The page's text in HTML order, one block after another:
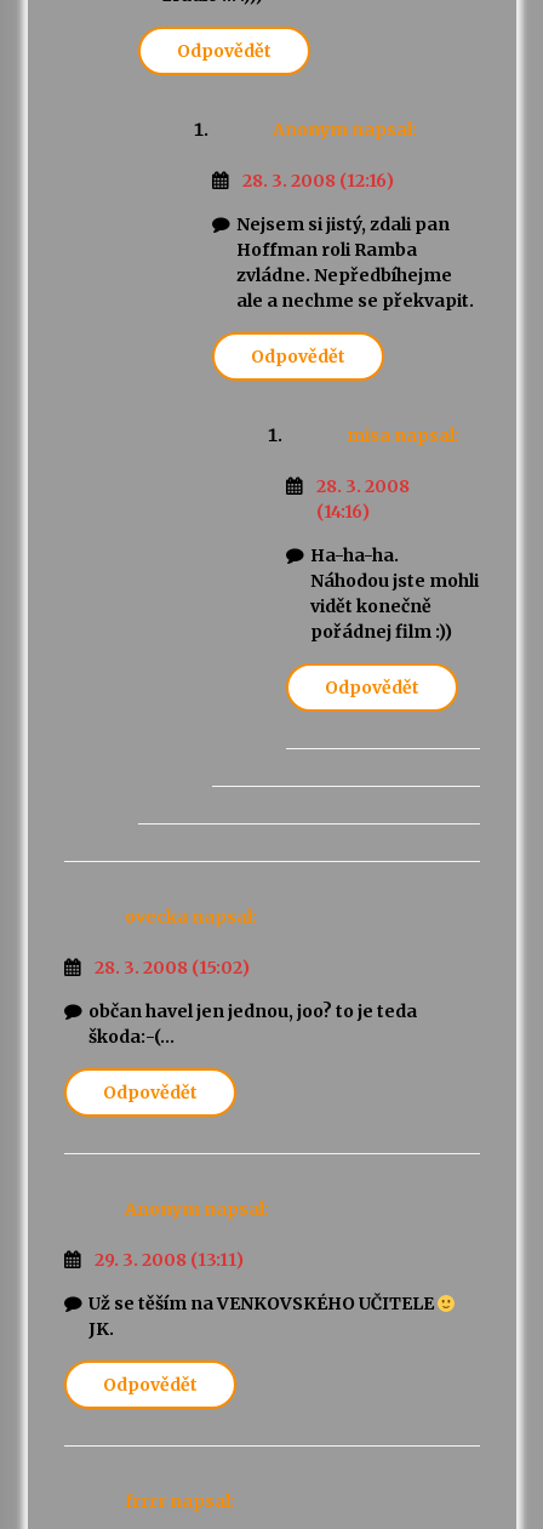
Odpovědět
Anonym napsal:
28. 3. 2008 (12:16)
Nejsem si jistý, zdali pan
Hoffman roli Ramba
zvládne. Nepředbíhejme
ale a nechme se překvapit.
Odpovědět
misa napsal:
28. 3. 2008
(14:16)
Ha-ha-ha.
Náhodou jste mohli
vidět konečně
pořádnej film :))
Odpovědět
ovecka napsal:
28. 3. 2008 (15:02)
občan havel jen jednou, joo? to je teda
škoda:-(…
Odpovědět
Anonym napsal:
29. 3. 2008 (13:11)
Už se těším na VENKOVSKÉHO UČITELE
JK.
Odpovědět
frrrr napsal: